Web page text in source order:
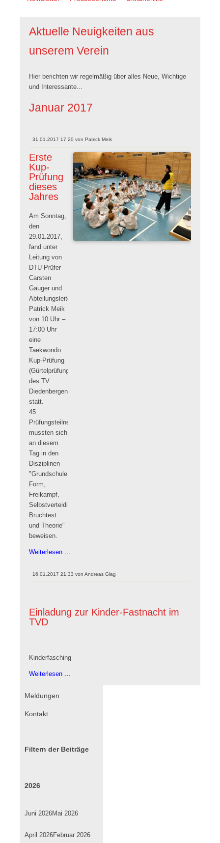
Aktuelle Neuigkeiten aus
unserem Verein
Hier berichten wir regelmäßig über alles Neue, Wichtige
und Interessante...
Januar 2017
31.01.2017 17:20 vonPatrick Meik
Erste
Kup-
Prüfung
dieses
Jahres
Am Sonntag,
den
29.01.2017,
fand unter
Leitung von
DTU-Prüfer
Carsten
Gauger und
Abteilungsleiter
Patrick Meik
von 10 Uhr –
17:00 Uhr
eine
Taekwondo
Kup-Prüfung
(Gürtelprüfung)
des TV
Diedenbergen
statt.
45
Prüfungsteilnehmer
mussten sich
an diesem
Tag in den
Disziplinen
"Grundschule,
Form,
Freikampf,
Selbstverteidigung,
Bruchtest
und Theorie"
beweisen.
Weiterlesen …
Prüfung
dieses
16.01.2017 21:33 vonAndreas Glag
Einladung zur Kinder-Fastnacht im
TVD
Kinderfasching
Weiterlesen …
Navigation
Meldungen
Kontakt
Filtern der Beiträge
2026
Juni 2026Mai 2026
April 2026Februar 2026